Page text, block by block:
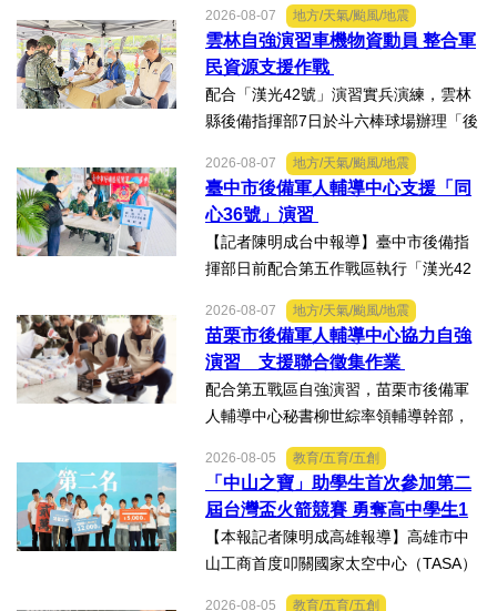
都市發展與都市建設
財務金融/稅制改革
觀光旅遊
生物科技
出版（影音/圖書/雜誌）
發明/專利
旅館/民宿
能源
2026-08-07 地方/天氣/颱風/地震
雲林自強演習車機物資動員 整合軍
民資源支援作戰
配合「漢光42號」演習實兵演練，雲林
縣後備指揮部7日於斗六棒球場辦理「後
備部隊車機及物資動員暨軍事運輸及物
資接收作業－自強演習」。【記者陳明
成台中報導】配合「漢光42號」演習實
兵演練，雲林縣後備指揮...
2026-08-07 地方/天氣/颱風/地震
臺中市後備軍人輔導中心支援「同
心36號」演習
【記者陳明成台中報導】臺中市後備指
揮部日前配合第五作戰區執行「漢光42
號演習」協力部隊，實施「同心36號」
教育召集作業，臺中市外埔區、清水
區、大安區等後備軍人輔導中心全力投
入支援任務，設置服務台協助...
2026-08-07 地方/天氣/颱風/地震
苗栗市後備軍人輔導中心協力自強
演習 支援聯合徵集作業
配合第五戰區自強演習，苗栗市後備軍
人輔導中心秘書柳世綜率領輔導幹部，
協力苗栗縣政府聯合徵集場開設及徵購
徵用作業演練。【記者陳明成台中報
導】為驗證全民防衛動員機制，苗栗市
後備軍人輔導中心配合第五...
2026-08-05 教育/五育/五創
「中山之寶」助學生首次參加第二
屆台灣盃火箭競賽 勇奪高中學生1
K組亞軍
【本報記者陳明成高雄報導】高雄市中
山工商首度叩關國家太空中心（TASA）
主辦的「2026第二屆台灣盃火箭競賽，
2026-08-05 教育/五育/五創